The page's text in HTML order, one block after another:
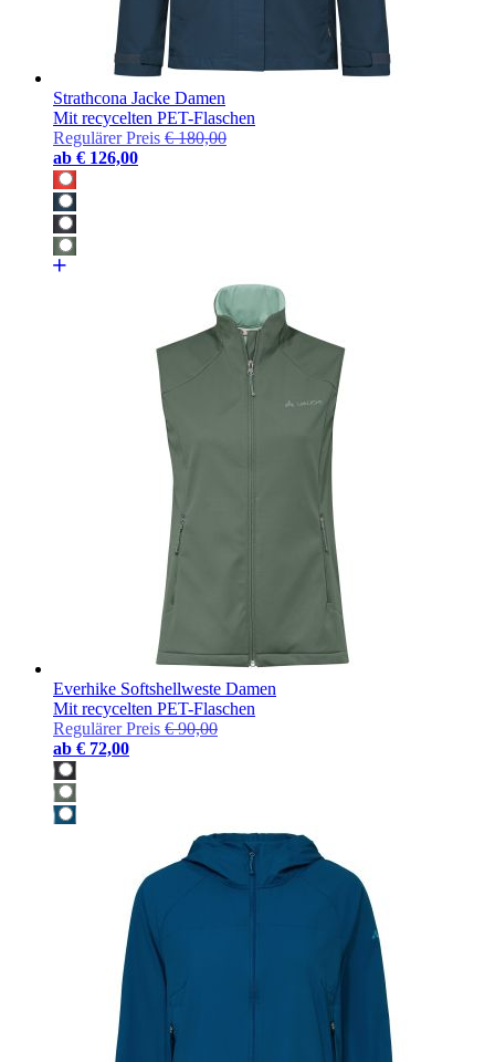
Strathcona Jacke Damen
Mit recycelten PET-Flaschen
Regulärer Preis € 180,00
ab € 126,00
Everhike Softshellweste Damen
Mit recycelten PET-Flaschen
Regulärer Preis € 90,00
ab € 72,00